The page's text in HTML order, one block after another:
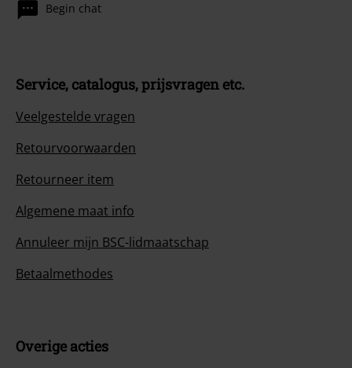
Begin chat
Service, catalogus, prijsvragen etc.
Veelgestelde vragen
Retourvoorwaarden
Retourneer item
Algemene maat info
Annuleer mijn BSC-lidmaatschap
Betaalmethodes
Overige acties